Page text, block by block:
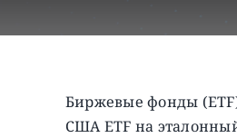
Биржевые фонды
США ETF на